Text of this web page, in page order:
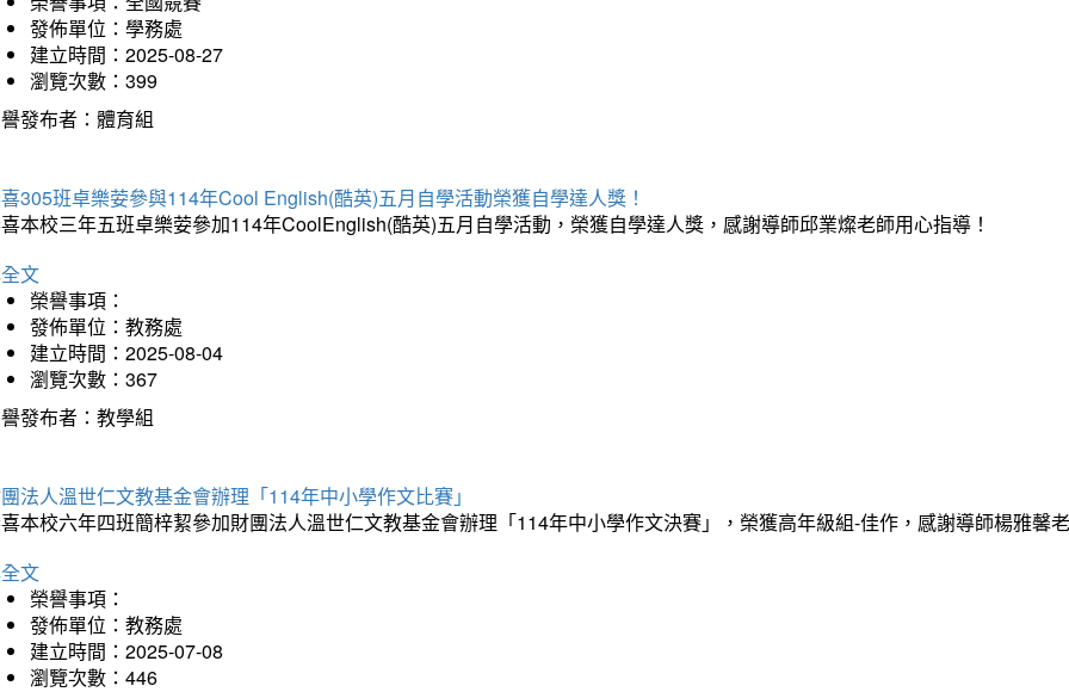
發佈單位：學務處
建立時間：2025-08-27
瀏覽次數：399
發布者：體育組
305班卓樂荌參與114年Cool English(酷英)五月自學活動榮獲自學達人獎！
本校三年五班卓樂荌參加114年CoolEnglish(酷英)五月自學活動，榮獲自學達人獎，感謝導師邱業燦老師用心指導！
文
榮譽事項：
發佈單位：教務處
建立時間：2025-08-04
瀏覽次數：367
發布者：教學組
法人溫世仁文教基金會辦理「114年中小學作文比賽」
本校六年四班簡梓絜參加財團法人溫世仁文教基金會辦理「114年中小學作文決賽」，榮獲高年級組-佳作，感謝導師楊雅馨
文
榮譽事項：
發佈單位：教務處
建立時間：2025-07-08
瀏覽次數：446